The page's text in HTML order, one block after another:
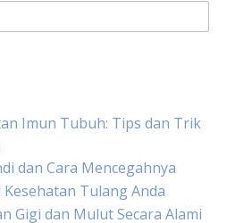
Imun Tubuh: Tips dan Trik
dan Cara Mencegahnya
Tulang Anda
Gigi dan Mulut Secara Alami